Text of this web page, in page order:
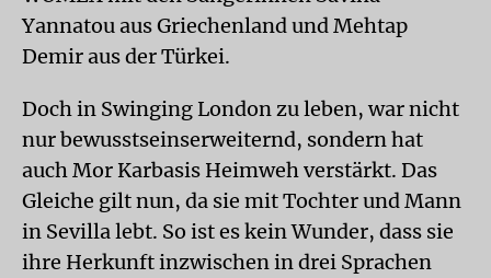
Yannatou aus Griechenland und Mehtap
Demir aus der Türkei.
Doch in Swinging London zu leben, war nicht
nur bewusstseinserweiternd, sondern hat
auch Mor Karbasis Heimweh verstärkt. Das
Gleiche gilt nun, da sie mit Tochter und Mann
in Sevilla lebt. So ist es kein Wunder, dass sie
ihre Herkunft inzwischen in drei Sprachen